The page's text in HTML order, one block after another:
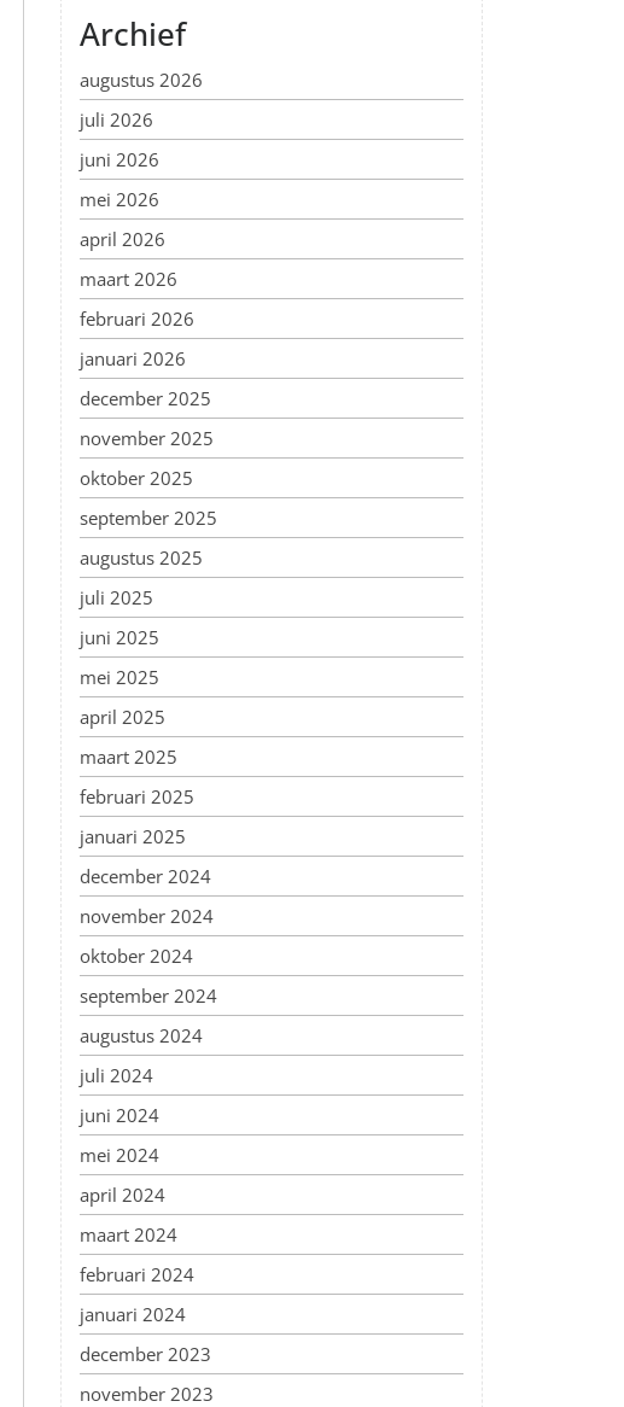
Archief
augustus 2026
juli 2026
juni 2026
mei 2026
april 2026
maart 2026
februari 2026
januari 2026
december 2025
november 2025
oktober 2025
september 2025
augustus 2025
juli 2025
juni 2025
mei 2025
april 2025
maart 2025
februari 2025
januari 2025
december 2024
november 2024
oktober 2024
september 2024
augustus 2024
juli 2024
juni 2024
mei 2024
april 2024
maart 2024
februari 2024
januari 2024
december 2023
november 2023